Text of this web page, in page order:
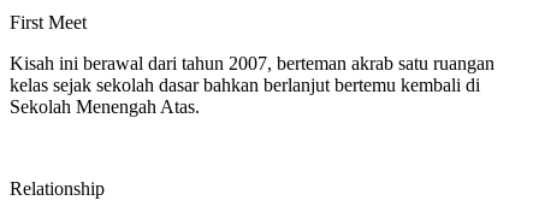
First Meet​
Kisah ini berawal dari tahun 2007, berteman akrab satu ruangan
kelas sejak sekolah dasar bahkan berlanjut bertemu kembali di
Sekolah Menengah Atas.
Relationship